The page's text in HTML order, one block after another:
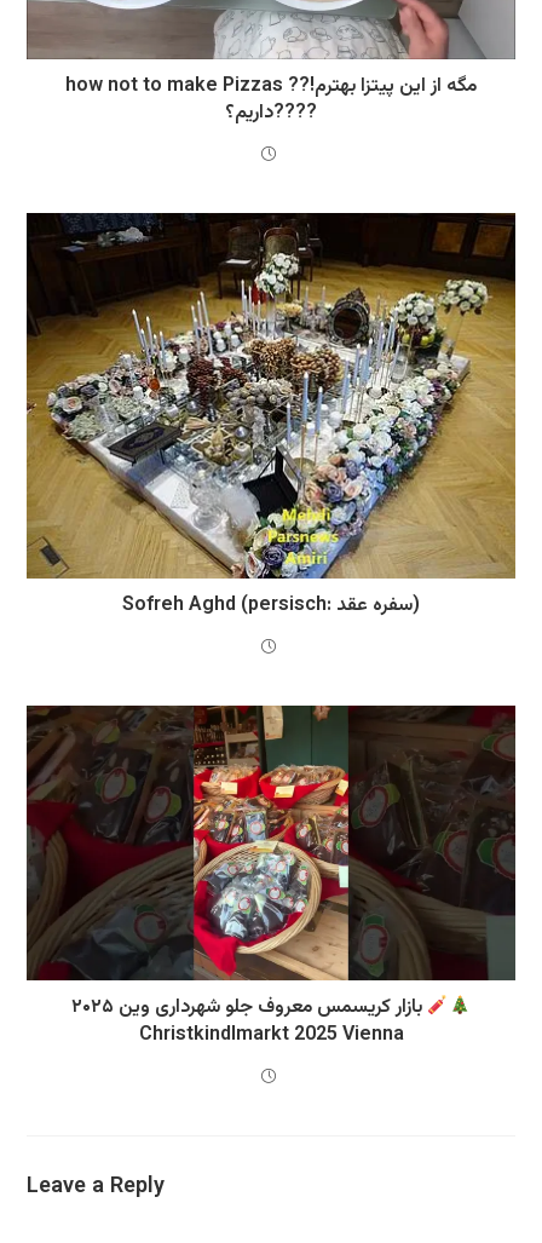
how not to make Pizzas ??!مگه از این پیتزا بهترم
داریم؟????
Sofreh Aghd (persisch: سفره عقد)
بازار کریسمس معروف جلو شهرداری وین ۲۰۲۵
Christkindlmarkt 2025 Vienna
Leave a Reply